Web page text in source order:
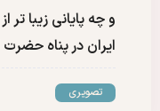
و چه پایانی زیبا
ایران در پناه
تصویری